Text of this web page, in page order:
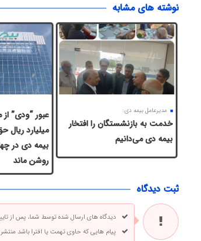
نوشته های مشابه
مدیرعامل بیمه دی:
خدمت به بازنشستگان‌ را افتخار
بیمه دی می‌دانیم
میلیارد ریال
بیمه دی در
روشن ماند
ثبت دیدگاه
دیدگاه های ارسال شده توسط شما، پس از
پیام هایی که حاوی تهمت یا افترا باشد